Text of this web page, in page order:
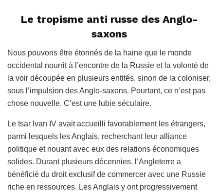
Le tropisme anti russe des Anglo-
saxons
Nous pouvons être étonnés de la haine que le monde
occidental nourrit à l’encontre de la Russie et la volonté de
la voir découpée en plusieurs entités, sinon de la coloniser,
sous l’impulsion des Anglo-saxons. Pourtant, ce n’est pas
chose nouvelle. C’est une lubie séculaire.
Le tsar Ivan IV avait accueilli favorablement les étrangers,
parmi lesquels les Anglais, recherchant leur alliance
politique et nouant avec eux des relations économiques
solides. Durant plusieurs décennies, l’Angleterre a
bénéficié du droit exclusif de commercer avec une Russie
riche en ressources. Les Anglais y ont progressivement